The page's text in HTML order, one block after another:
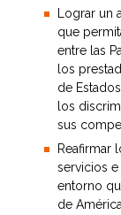
Lograr
que
entre las
los
de
los
sus
Reafirmar
servicios
entorno
de